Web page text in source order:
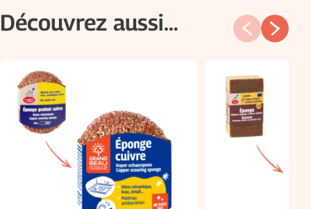
Composition :
Certification :
Mode d’emploi :
Découvrez aussi…